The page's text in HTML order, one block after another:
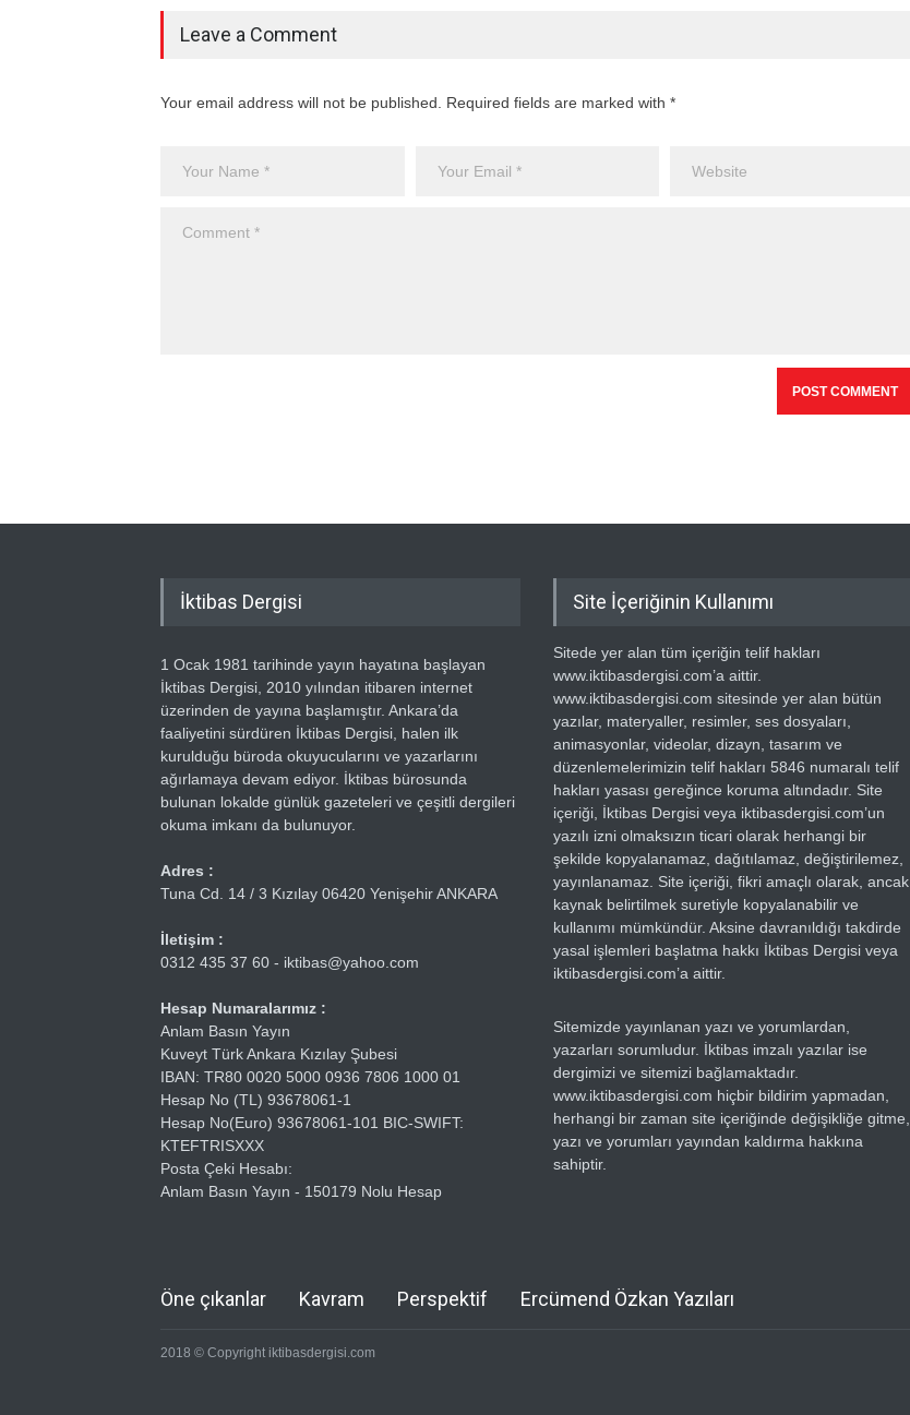
Leave a Comment
Your email address will not be published. Required fields are marked with *
İktibas Dergisi
1 Ocak 1981 tarihinde yayın hayatına başlayan
İktibas Dergisi, 2010 yılından itibaren internet
üzerinden de yayına başlamıştır. Ankara’da
faaliyetini sürdüren İktibas Dergisi, halen ilk
kurulduğu büroda okuyucularını ve yazarlarını
ağırlamaya devam ediyor. İktibas bürosunda
bulunan lokalde günlük gazeteleri ve çeşitli dergileri
okuma imkanı da bulunuyor.
Adres :
Tuna Cd. 14 / 3 Kızılay 06420 Yenişehir ANKARA
İletişim :
0312 435 37 60 - iktibas@yahoo.com
Hesap Numaralarımız :
Anlam Basın Yayın
Kuveyt Türk Ankara Kızılay Şubesi
IBAN: TR80 0020 5000 0936 7806 1000 01
Hesap No (TL) 93678061-1
Hesap No(Euro) 93678061-101 BIC-SWIFT:
KTEFTRISXXX
Posta Çeki Hesabı:
Anlam Basın Yayın - 150179 Nolu Hesap
Site İçeriğinin Kullanımı
Sitede yer alan tüm içeriğin telif hakları
www.iktibasdergisi.com’a aittir.
www.iktibasdergisi.com sitesinde yer alan bütün
yazılar, materyaller, resimler, ses dosyaları,
animasyonlar, videolar, dizayn, tasarım ve
düzenlemelerimizin telif hakları 5846 numaralı telif
hakları yasası gereğince koruma altındadır. Site
içeriği, İktibas Dergisi veya iktibasdergisi.com’un
yazılı izni olmaksızın ticari olarak herhangi bir
şekilde kopyalanamaz, dağıtılamaz, değiştirilemez,
yayınlanamaz. Site içeriği, fikri amaçlı olarak, ancak
kaynak belirtilmek suretiyle kopyalanabilir ve
kullanımı mümkündür. Aksine davranıldığı takdirde
yasal işlemleri başlatma hakkı İktibas Dergisi veya
iktibasdergisi.com’a aittir.
Sitemizde yayınlanan yazı ve yorumlardan,
yazarları sorumludur. İktibas imzalı yazılar ise
dergimizi ve sitemizi bağlamaktadır.
www.iktibasdergisi.com hiçbir bildirim yapmadan,
herhangi bir zaman site içeriğinde değişikliğe gitme,
yazı ve yorumları yayından kaldırma hakkına
sahiptir.
Öne çıkanlar Kavram Perspektif Ercümend Özkan Yazıları
2018 © Copyright iktibasdergisi.com